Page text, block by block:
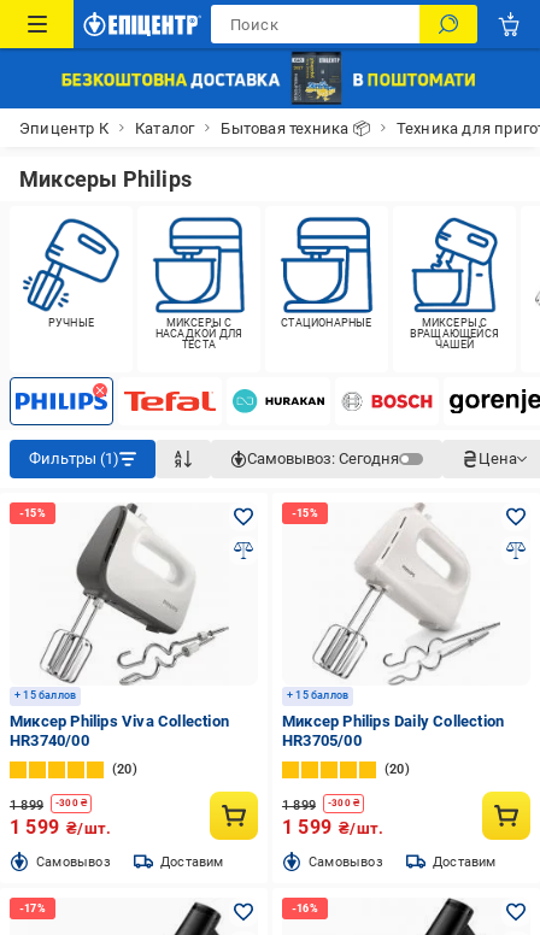
Эпицентр К Каталог Бытовая техника 📦 Техника для
Миксеры Philips
РУЧНЫЕ
МИКСЕРЫ С
НАСАДКОЙ ДЛЯ
ТЕСТА
СТАЦИОНАРНЫЕ
МИКСЕРЫ С
ВРАЩАЮЩЕЙСЯ
ЧАШЕЙ
Фильтры (1) Самовывоз: Сегодня Цена
+ 15 баллов
Миксер Philips Viva Collection
HR3740/00
20
1 899 -300₴
1 599 ₴/шт.
Cамовывоз Доставим
+ 15 баллов
Миксер Philips Daily Collection
HR3705/00
20
1 899 -300₴
1 599 ₴/шт.
Cамовывоз Доставим